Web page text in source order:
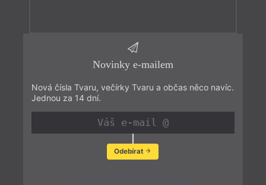
Novinky e-mailem
Nová čísla Tvaru, večírky Tvaru a občas něco navíc.
Jednou za 14 dní.
Odebírat